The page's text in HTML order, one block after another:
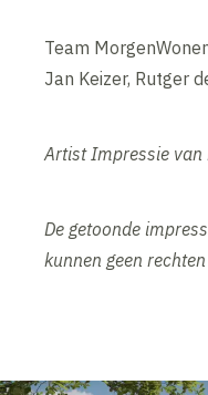
Team
Jan Keizer, Rutger
Artist Impressie
De getoonde
kunnen geen